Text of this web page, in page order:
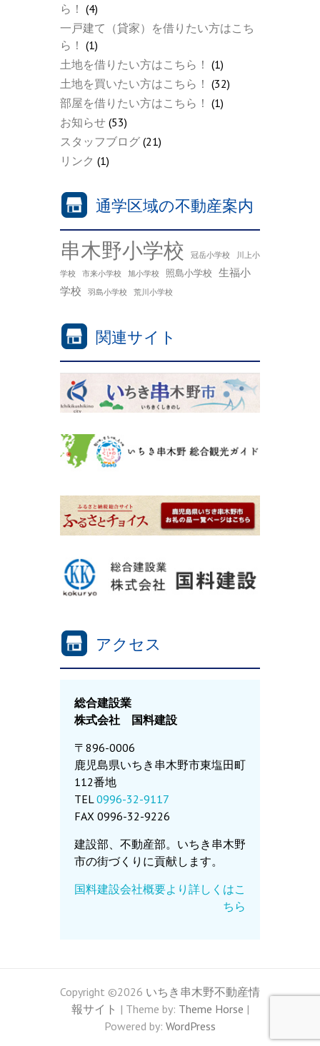
ら！ (4)
一戸建て（貸家）を借りたい方はこち
ら！ (1)
土地を借りたい方はこちら！ (1)
土地を買いたい方はこちら！ (32)
部屋を借りたい方はこちら！ (1)
お知らせ (53)
スタッフブログ (21)
リンク (1)
通学区域の不動産案内
串木野小学校 冠岳小学校
川上小
学校
市来小学校 旭小学校 照島小学校 生福小
学校
羽島小学校 荒川小学校
関連サイト
アクセス
総合建設業
株式会社 国料建設
〒896-0006
鹿児島県いちき串木野市東塩田町
112番地
TEL0996-32-9117
FAX 0996-32-9226
建設部、不動産部。いちき串木野
市の街づくりに貢献します。
国料建設会社概要より詳しくはこ
ちら
Copyright ©2026 いちき串木野不動産情
報サイト | Theme by: Theme Horse |
Powered by: WordPress